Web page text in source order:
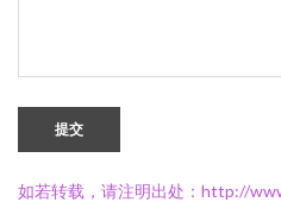
提交
如若转载，请注明出处：http://